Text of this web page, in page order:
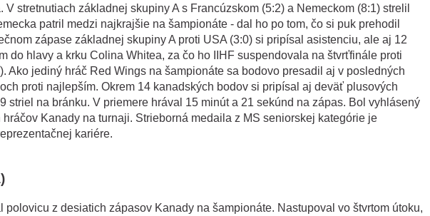
V stretnutiach základnej skupiny A s Francúzskom (5:2) a Nemeckom (8:1) strelil
patril medzi najkrajšie na šampionáte - dal ho po tom, čo si puk prehodil
zápase základnej skupiny A proti USA (3:0) si pripísal asistenciu, ale aj 12
do hlavy a krku Colina Whitea, za čo ho IIHF suspendovala na štvrťfinále proti
Ako jediný hráč Red Wings na šampionáte sa bodovo presadil aj v posledných
proti najlepším. Okrem 14 kanadských bodov si pripísal aj deväť plusových
striel na bránku. V priemere hrával 15 minút a 21 sekúnd na zápas. Bol vyhlásený
Kanady na turnaji. Strieborná medaila z MS seniorskej kategórie je
kariére.
polovicu z desiatich zápasov Kanady na šampionáte. Nastupoval vo štvrtom útoku,